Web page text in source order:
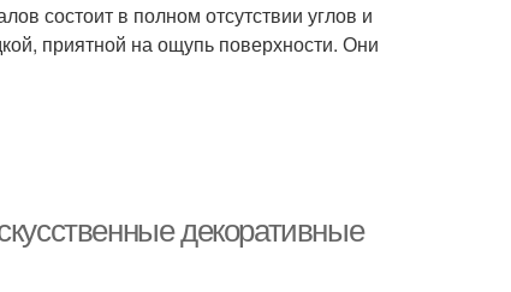
состоит в полном отсутствии углов и
приятной на ощупь поверхности. Они
декоративные